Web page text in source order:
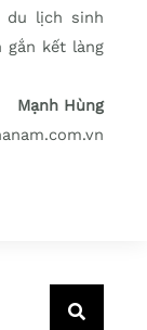
du lịch sinh
kết làng
Mạnh Hùng